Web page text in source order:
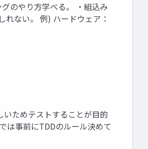
のやり方学べる。 ・組込み
ない。 例) ハードウェア：
ためテストすることが目的
事前にTDDのルール決めて